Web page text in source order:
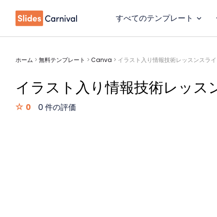
すべてのテンプレート
ホーム > 無料テンプレート > Canva > イラスト入り情報技術レッスンスラ
イラスト入り情報技術レッ
0 0 件の評価